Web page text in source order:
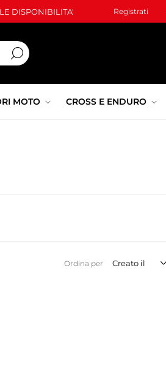
DISPONIBILITA' Registrati
MOTO CROSS E ENDURO
Ordina per